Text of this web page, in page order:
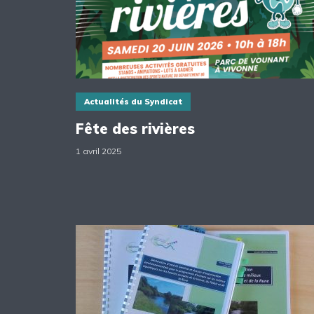
Actualités du Syndicat
Fête des rivières
1 avril 2025